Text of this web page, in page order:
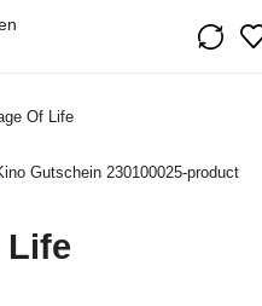
Of Life
Life